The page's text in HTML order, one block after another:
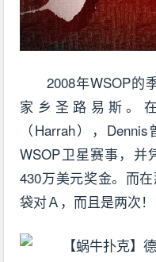
2008年WSOP的
家乡圣路易斯。
（Harrah），
WSOP卫星赛事，并
430万美元奖金。而
袋对Ａ，而且是两次！